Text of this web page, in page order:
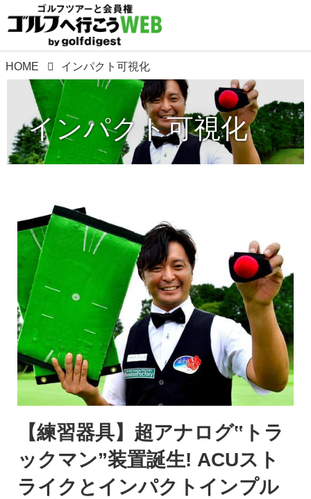
HOME インパクト可視化
インパクト可視化
【練習器具】超アナログ‟トラ
ックマン”装置誕生! ACUスト
ライクとインパクトインプル